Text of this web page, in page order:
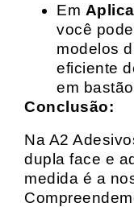
Em
você
modelos
eficiente
em
Conclusão:
Na A2
dupla face e
medida é a